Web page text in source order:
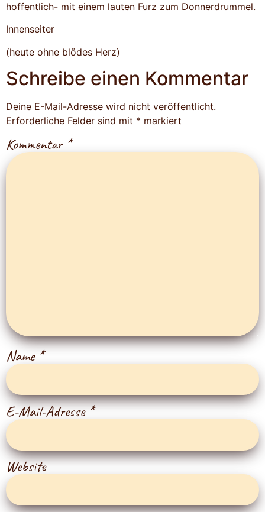
hoffentlich- mit einem lauten Furz zum Donnerdrummel.
Innenseiter
(heute ohne blödes Herz)
Schreibe einen Kommentar
Deine E-Mail-Adresse wird nicht veröffentlicht.
Erforderliche Felder sind mit * markiert
Kommentar *
Name *
E-Mail-Adresse*
Website